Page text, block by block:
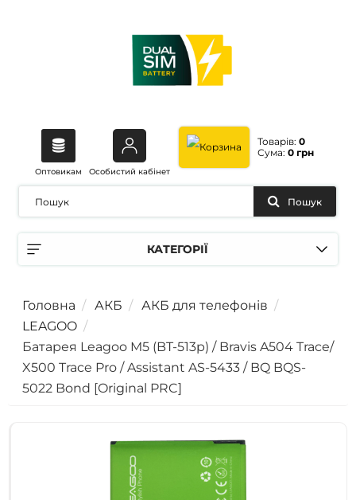
Оптовикам Особистий кабінет
Товарів: 0
Сума: 0 грн
КАТЕГОРІЇ
Пошук
Головна АКБ
АКБ для телефонів
LEAGOO
Батарея Leagoo M5 (BT-513p) / Bravis A504 Trace/
X500 Trace Pro / Assistant AS-5433 / BQ BQS-
5022 Bond [Original PRC]